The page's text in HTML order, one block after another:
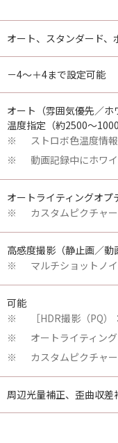
オート、スタンダード
－4～＋4まで設定可能
オート（雰囲気優先／
温度指定（約2500～
※ ストロボ色温度情
※ 動画記録中にホワ
オートライティングオプ
※ カスタムピクチャ
高感度撮影（静止画／
※ マルチショットノ
可能
※ ［HDR撮影（PQ
※ オートライティン
※ カスタムピクチャ
周辺光量補正、歪曲収